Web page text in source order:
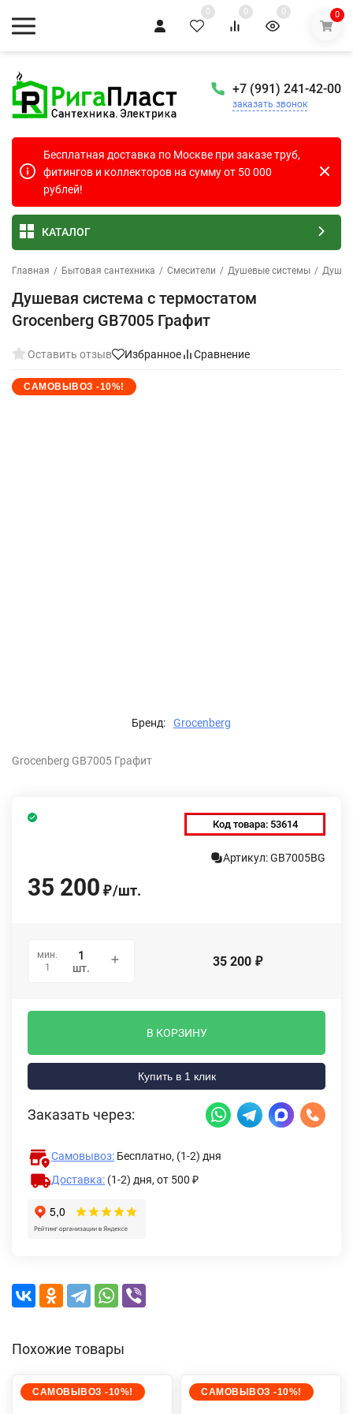
0 0 0 0
+7 (991) 241-42-00
заказать звонок
Бесплатная доставка по Москве при заказе труб,
фитингов и коллекторов на сумму от 50 000
рублей!
КАТАЛОГ
Главная / Бытовая сантехника / Смесители / Душевые системы /
Душевая система с термостатом
Grocenberg GB7005 Графит
Оставить отзыв Избранное Сравнение
САМОВЫВОЗ -10%!
Бренд: Grocenberg
Grocenberg GB7005 Графит
Код товара: 53614
Артикул: GB7005BG
35 200 ₽/шт.
мин.
1
шт. 35 200 ₽
В КОРЗИНУ
Купить в 1 клик
Заказать через:
Самовывоз: Бесплатно, (1-2) дня
Доставка: (1-2) дня, от 500 ₽
Похожие товары
САМОВЫВОЗ -10%! САМОВЫВОЗ -10%!